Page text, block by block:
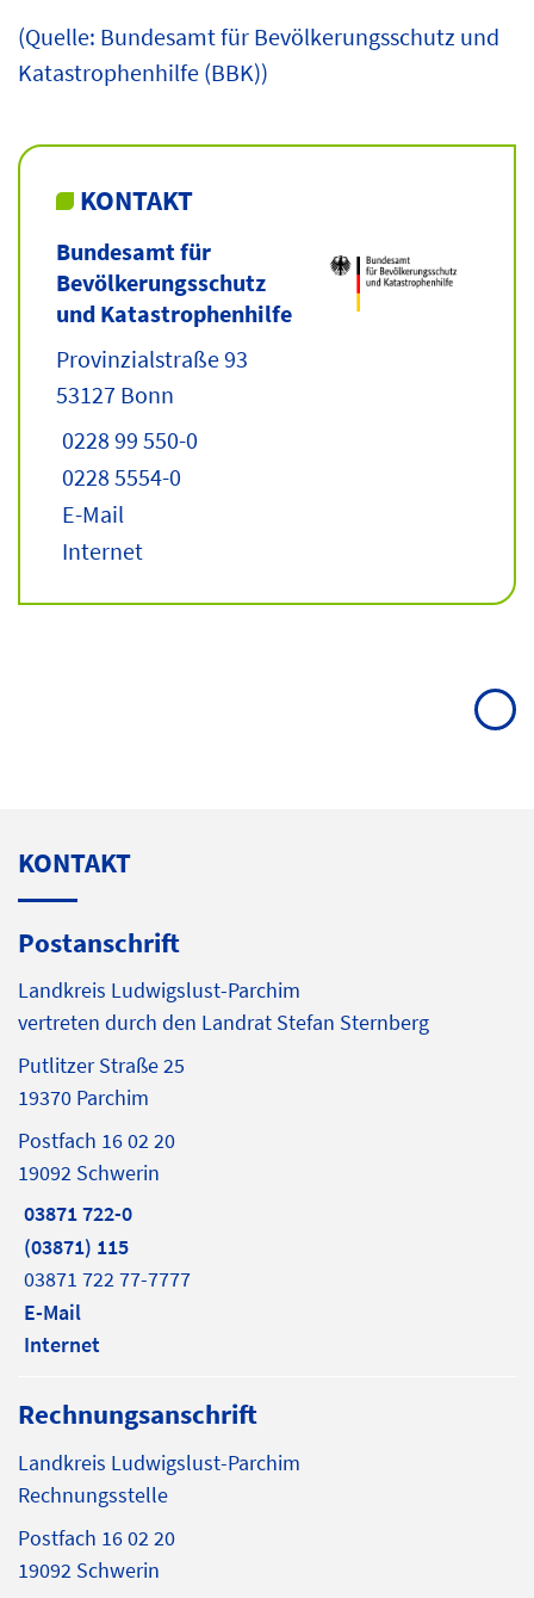
(Quelle: Bundesamt für Bevölkerungsschutz und
Katastrophenhilfe (BBK))
KONTAKT
Bundesamt für
Bevölkerungsschutz
und Katastrophenhilfe
Provinzialstraße 93
53127 Bonn
0228 99 550-0
0228 5554-0
E-Mail
Internet
KONTAKT
Postanschrift
Landkreis Ludwigslust-Parchim
vertreten durch den Landrat Stefan Sternberg
Putlitzer Straße 25
19370 Parchim
Postfach 16 02 20
19092 Schwerin
03871 722-0
(03871) 115
03871 722 77-7777
E-Mail
Internet
Rechnungsanschrift
Landkreis Ludwigslust-Parchim
Rechnungsstelle
Postfach 16 02 20
19092 Schwerin